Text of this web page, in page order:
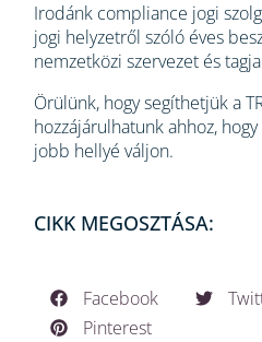
Irodánk compliance jogi
jogi helyzetről szóló éves
nemzetközi szervezet és
Örülünk, hogy segíthetjük a
hozzájárulhatunk ahhoz,
jobb hellyé váljon.
CIKK MEGOSZTÁSA:
Facebook
Pinterest